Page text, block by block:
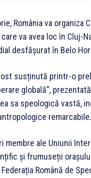
România va organiza
va avea loc în Cluj-
desfășurat în Belo
susținută printr-o
globală”,
sa speologică vastă,
remarcabile.
membre ale Uniunii
și frumuseții
Română de